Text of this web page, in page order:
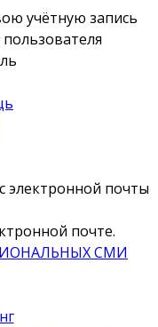
учётную запись
электронной почты
почте.